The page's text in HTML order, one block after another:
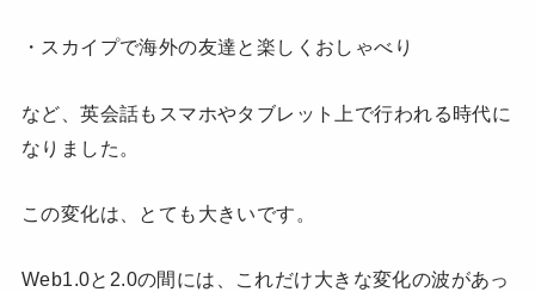
・スカイプで海外の友達と楽しくおしゃべり
など、英会話もスマホやタブレット上で行われる時代に
なりました。
この変化は、とても大きいです。
Web1.0と2.0の間には、これだけ大きな変化の波があっ